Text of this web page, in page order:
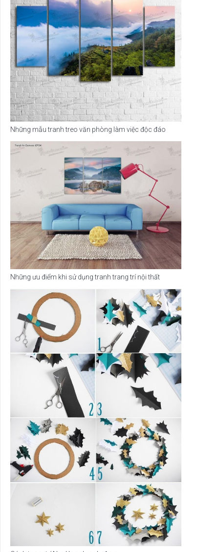
Những mẫu tranh treo văn phòng làm việc độc đáo
Những ưu điểm khi sử dụng tranh trang trí nội thất